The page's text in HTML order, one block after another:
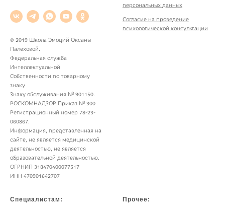
© 2019 Школа Эмоций Оксаны
Палеховой.
Федеральная служба
Интеллектуальной
Собственности по товарному
знаку
Знаку обслуживания № 901150.
РОСКОМНАДЗОР Приказ № 300
Регистрационный номер 78-23-
060867.
Информация, представленная на
сайте, не является медицинской
деятельностью, не является
образовательной деятельностью.
ОГРНИП 318470400077517
ИНН 470901642707
персональных данных
Согласие на проведение
психологической консультации
Специалистам: Прочее: